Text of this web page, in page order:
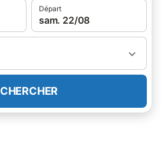
Départ
sam. 22/08
CHERCHER